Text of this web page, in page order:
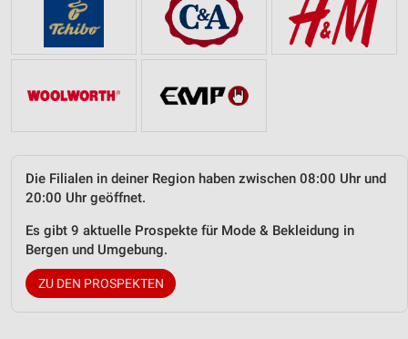
Die Filialen in deiner Region haben zwischen 08:00 Uhr und
20:00 Uhr geöffnet.
Es gibt 9 aktuelle Prospekte für Mode & Bekleidung in
Bergen und Umgebung.
ZU DEN PROSPEKTEN